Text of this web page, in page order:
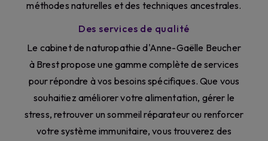
méthodes naturelles et des techniques ancestrales.
Des services de qualité
Le cabinet de naturopathie d'Anne-Gaëlle Beucher
à Brest propose une gamme complète de services
pour répondre à vos besoins spécifiques. Que vous
souhaitiez améliorer votre alimentation, gérer le
stress, retrouver un sommeil réparateur ou renforcer
votre système immunitaire, vous trouverez des